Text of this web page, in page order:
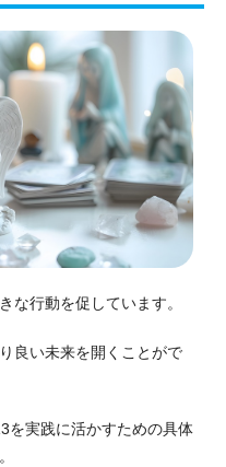
な行動を促しています。
良い未来を開くことがで
を実践に活かすための具体